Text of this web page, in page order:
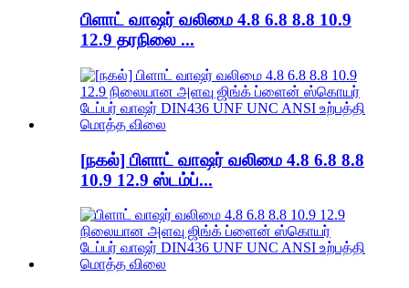
பிளாட் வாஷர் வலிமை 4.8 6.8 8.8 10.9
12.9 தரநிலை ...
[நகல்] பிளாட் வாஷர் வலிமை 4.8 6.8 8.8
10.9 12.9 ஸ்டம்ப்...